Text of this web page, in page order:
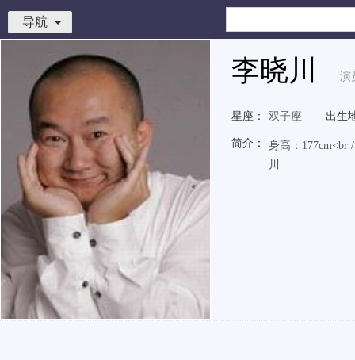
导航
李晓川 演
星座： 双子座 出生
简介：
身高：177cm<br
川